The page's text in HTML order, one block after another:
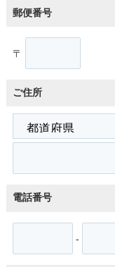
郵便番号
〒
ご住所
電話番号
-